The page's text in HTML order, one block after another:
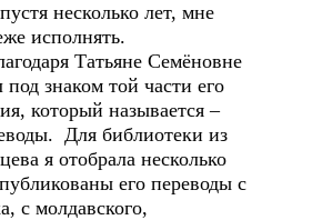
несколько лет, мне
исполнять.
Татьяне Семёновне
знаком той части его
который называется –
Для библиотеки из
я отобрала несколько
его переводы с
с молдавского,